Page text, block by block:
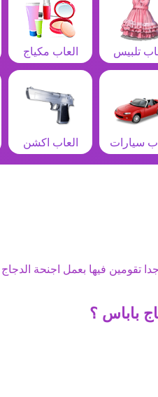
تلبيس العاب مكياج
سيارات العاب اكشن
فيها بعمل اجنحة
باباس ؟